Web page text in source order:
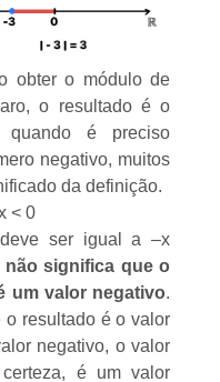
obter o módulo de
o resultado é o
quando é preciso
negativo, muitos
da definição.
< 0
ser igual a –x
não significa que o
um valor negativo.
o resultado é ovalor
negativo, o valor
é um valor